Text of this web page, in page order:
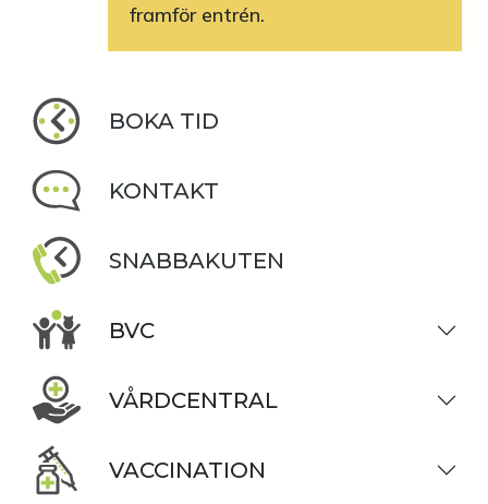
framför entrén.
BOKA TID
KONTAKT
SNABBAKUTEN
BVC
VÅRDCENTRAL
VACCINATION